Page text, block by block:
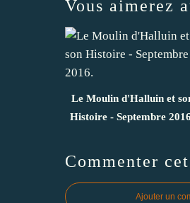
Vous aimerez
Le Moulin d'Halluin et
Histoire - Septembre
Commenter
Ajouter un